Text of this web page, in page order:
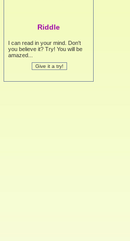
Riddle
I can read in your mind. Don't
you believe it? Try! You will be
amazed...